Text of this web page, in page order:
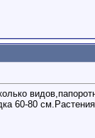
60-80